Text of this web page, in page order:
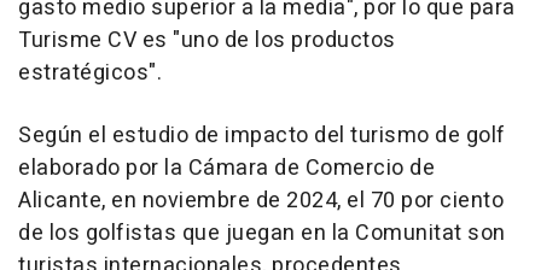
gasto medio superior a la media", por lo que para
Turisme CV es "uno de los productos
estratégicos".
Según el estudio de impacto del turismo de golf
elaborado por la Cámara de Comercio de
Alicante, en noviembre de 2024, el 70 por ciento
de los golfistas que juegan en la Comunitat son